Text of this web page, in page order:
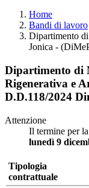
Home
Bandi di lavoro
Dipartimento
Jonica -
Dipartimento di
Rigenerativa e
D.D.118/2024
Attenzione
Il termine per
lunedì 9
Tipologia
contrattuale